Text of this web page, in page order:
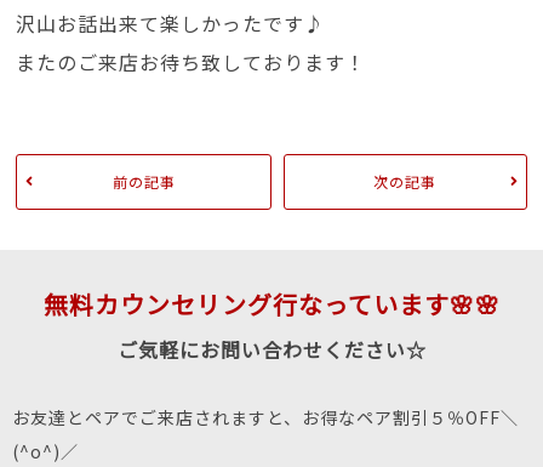
沢山お話出来て楽しかったです♪
またのご来店お待ち致しております！
前の記事 次の記事
無料カウンセリング行なっています🌸🌸
ご気軽にお問い合わせください☆
お友達とペアでご来店されますと、お得なペア割引５％OFF＼
(^o^)／